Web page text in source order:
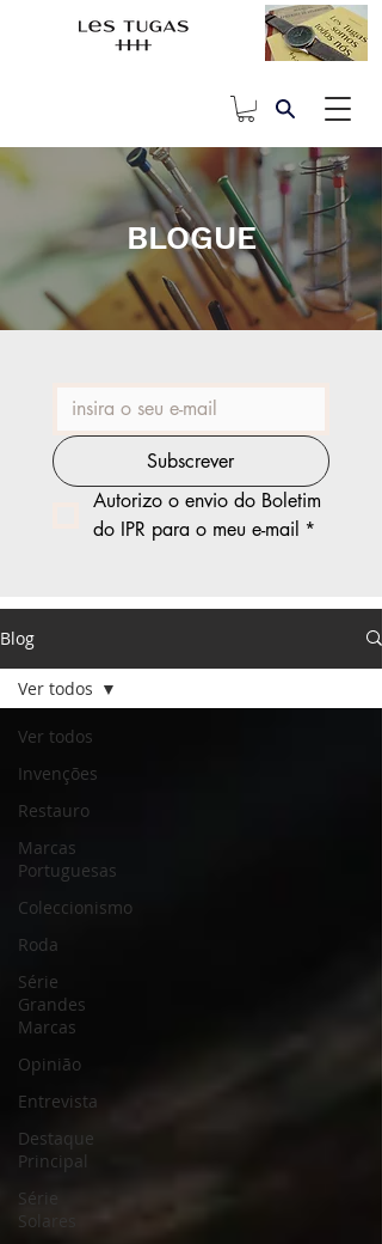
BLOGUE
Subscrever
Autorizo o envio do Boletim
do IPR para o meu e-mail *
Blog
Ver todos
Invenções
Restauro
Marcas
Portuguesas
Coleccionismo
Roda
Série
Grandes
Marcas
Opinião
Entrevista
Destaque
Principal
Série
Solares
Ver todos